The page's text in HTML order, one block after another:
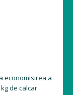
economisirea a
de calcar.